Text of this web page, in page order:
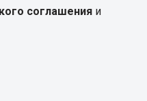
соглашения и